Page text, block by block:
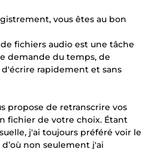
vous êtes au bon
fichiers audio est une tâche
demande du temps, de
rapidement et sans
propose de retranscrire vos
fichier de votre choix. Étant
j'ai toujours préféré voir le
non seulement j'ai